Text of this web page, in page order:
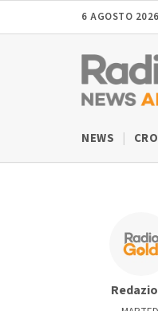
6 AGOSTO 2026
NEWS